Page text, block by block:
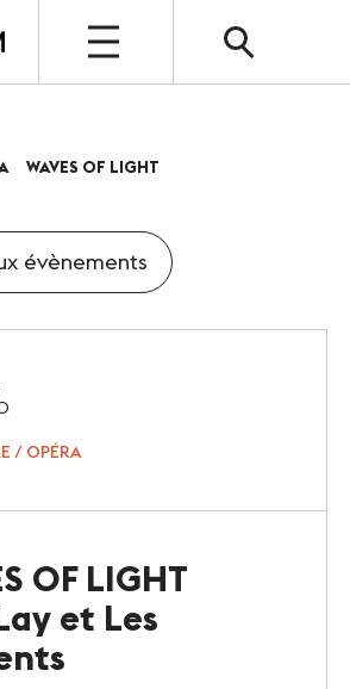
nos références
faire
WAVES OF LIGHT
évènements
/ OPÉRA
OF LIGHT
et Les